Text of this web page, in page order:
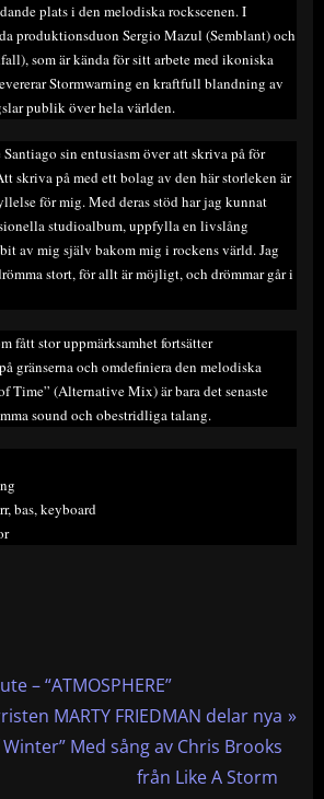
plats i den melodiska rockscenen. I
produktionsduon Sergio Mazul (Semblant) och
som är kända för sitt arbete med ikoniska
Stormwarning en kraftfull blandning av
publik över hela världen.
sin entusiasm över att skriva på för
skriva på med ett bolag av den här storleken är
för mig. Med deras stöd har jag kunnat
studioalbum, uppfylla en livslång
av mig själv bakom mig i rockens värld. Jag
stort, för allt är möjligt, och drömmar går i
fått stor uppmärksamhet fortsätter
gränserna och omdefiniera den melodiska
Time” (Alternative Mix) är bara det senaste
sound och obestridliga talang.
bas, keyboard
– “ATMOSPHERE”
MARTY FRIEDMAN delar nya
Med sång av Chris Brooks
från Like A Storm